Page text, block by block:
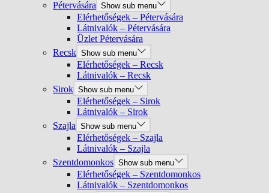
Pétervására Show sub menu
Elérhetőségek – Pétervására
Látnivalók – Pétervására
Üzlet Pétervására
Recsk Show sub menu
Elérhetőségek – Recsk
Látnivalók – Recsk
Sirok Show sub menu
Elérhetőségek – Sirok
Látnivalók – Sirok
Szajla Show sub menu
Elérhetőségek – Szajla
Látnivalók – Szajla
Szentdomonkos Show sub menu
Elérhetőségek – Szentdomonkos
Látnivalók – Szentdomonkos